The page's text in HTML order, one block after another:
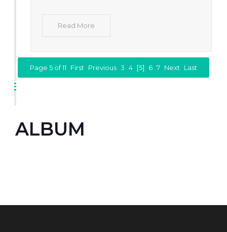
Read More
Page 5 of 11 First Previous 3 4 [5] 6 7 Next Last
ALBUM